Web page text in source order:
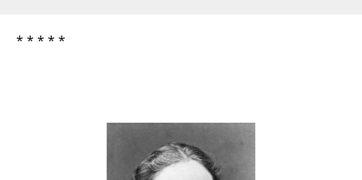
* * * * *